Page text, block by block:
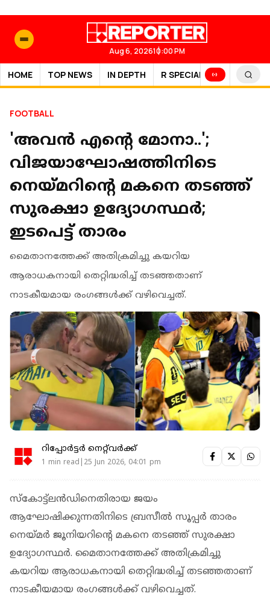
Aug 6, 202610:00 PM
HOME TOP NEWS IN DEPTH R SPECIAL SPORTS
FOOTBALL
'അവൻ എന്റെ മോനാ..';
വിജയാഘോഷത്തിനിടെ
നെയ്മറിന്റെ മകനെ തടഞ്ഞ്
സുരക്ഷാ ഉദ്യോഗസ്ഥര്‍;
ഇടപെട്ട് താരം
മൈതാനത്തേക്ക് അതിക്രമിച്ചു കയറിയ
ആരാധകനായി തെറ്റിദ്ധരിച്ച് തടഞ്ഞതാണ്
നാടകീയമായ രംഗങ്ങള്‍ക്ക് വഴിവെച്ചത്.
റിപ്പോർട്ടർ നെറ്റ്‌വര്‍ക്ക്‌
1 min read|25 Jun 2026, 04:01 pm
സ്‌കോട്ട്‌ലന്‍ഡിനെതിരായ ജയം
ആഘോഷിക്കുന്നതിനിടെ ബ്രസീൽ സൂപ്പർ താരം
നെയ്മർ ജൂനിയറിന്റെ മകനെ തടഞ്ഞ് സുരക്ഷാ
ഉദ്യോഗസ്ഥര്‍. മൈതാനത്തേക്ക് അതിക്രമിച്ചു
കയറിയ ആരാധകനായി തെറ്റിദ്ധരിച്ച് തടഞ്ഞതാണ്
നാടകീയമായ രംഗങ്ങള്‍ക്ക് വഴിവെച്ചത്.